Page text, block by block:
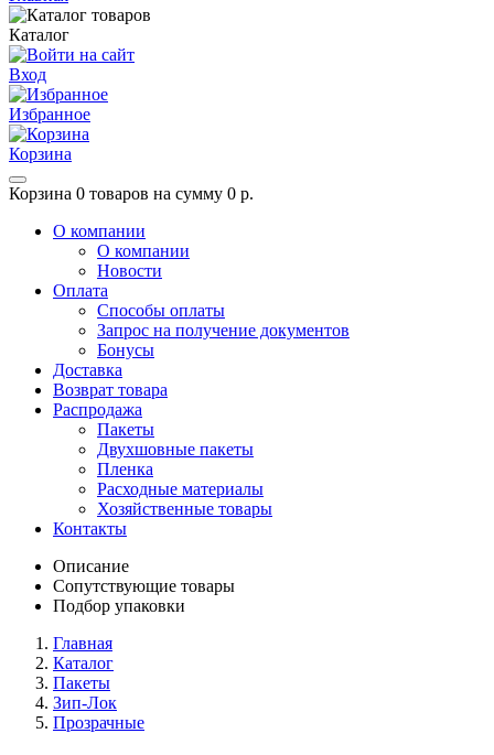
Каталог
Вход
Избранное
Корзина
Корзина 0 товаров на сумму 0 р.
О компании
О компании
Новости
Оплата
Способы оплаты
Запрос на получение документов
Бонусы
Доставка
Возврат товара
Распродажа
Пакеты
Двухшовные пакеты
Пленка
Расходные материалы
Хозяйственные товары
Контакты
Описание
Сопутствующие товары
Подбор упаковки
Главная
Каталог
Пакеты
Зип-Лок
Прозрачные